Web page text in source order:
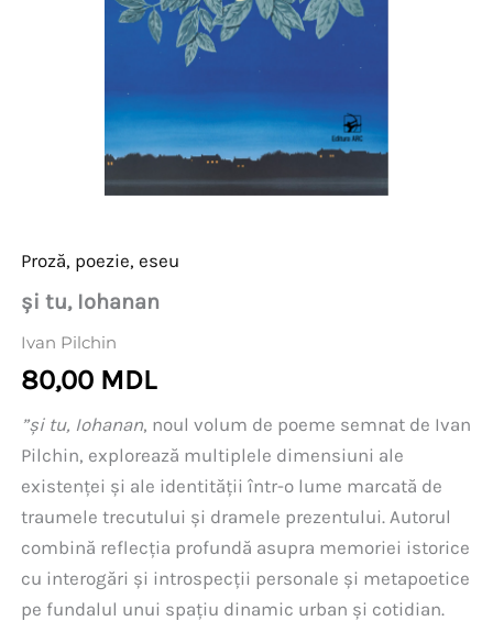
Proză, poezie, eseu
și tu, Iohanan
Ivan Pilchin
80,00 MDL
”și tu, Iohanan, noul volum de poeme semnat de Ivan
Pilchin, explorează multiplele dimensiuni ale
existenței și ale identității într-o lume marcată de
traumele trecutului și dramele prezentului. Autorul
combină reflecția profundă asupra memoriei istorice
cu interogări și introspecții personale și metapoetice
pe fundalul unui spațiu dinamic urban și cotidian.